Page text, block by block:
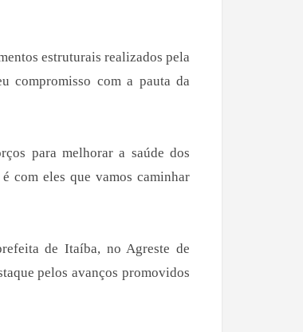
estruturais realizados pela
compromisso com a pauta da
para melhorar a saúde dos
com eles que vamos caminhar
de Itaíba, no Agreste de
pelos avanços promovidos